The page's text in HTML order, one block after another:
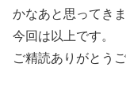
かなあと思ってきま
今回は以上です。
ご精読ありがとう